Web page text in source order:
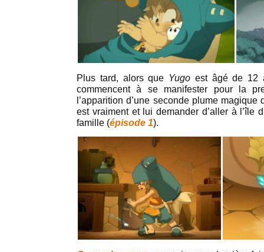
Plus tard, alors que Yugo est âgé de 12
commencent à se manifester pour la
l’apparition d’une seconde plume
est vraiment et lui demander d’aller à l’île
famille (épisode 1).